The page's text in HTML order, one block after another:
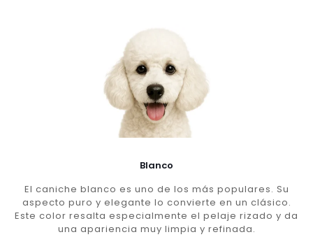
Blanco
El caniche blanco es uno de los más populares. Su
aspecto puro y elegante lo convierte en un clásico.
Este color resalta especialmente el pelaje rizado y da
una apariencia muy limpia y refinada.